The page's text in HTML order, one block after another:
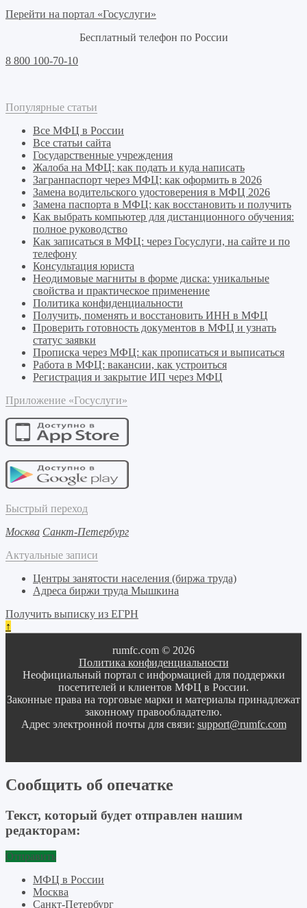
Перейти на портал «Госуслуги»
Бесплатный телефон по России
8 800 100-70-10
Популярные статьи
Все МФЦ в России
Все статьи сайта
Государственные учреждения
Жалоба на МФЦ: как подать и куда написать
Загранпаспорт через МФЦ: как оформить в 2026
Замена водительского удостоверения в МФЦ 2026
Замена паспорта в МФЦ: как восстановить и получить
Как выбрать компьютер для дистанционного обучения:
полное руководство
Как записаться в МФЦ: через Госуслуги, на сайте и по
телефону
Консультация юриста
Неодимовые магниты в форме диска: уникальные
свойства и практическое применение
Политика конфиденциальности
Получить, поменять и восстановить ИНН в МФЦ
Проверить готовность документов в МФЦ и узнать
статус заявки
Прописка через МФЦ: как прописаться и выписаться
Работа в МФЦ: вакансии, как устроиться
Регистрация и закрытие ИП через МФЦ
Приложение «Госуслуги»
Быстрый переход
Москва Санкт-Петербург
Актуальные записи
Центры занятости населения (биржа труда)
Адреса биржи труда Мышкина
Получить выписку из ЕГРН
↑
rumfc.com © 2026
Политика конфиденциальности
Неофициальный портал с информацией для поддержки
посетителей и клиентов МФЦ в России.
Законные права на торговые марки и материалы принадлежат
законному правообладателю.
Адрес электронной почты для связи: support@rumfc.com
Сообщить об опечатке
Текст, который будет отправлен нашим
редакторам:
Отправить
МФЦ в России
Москва
Санкт-Петербург